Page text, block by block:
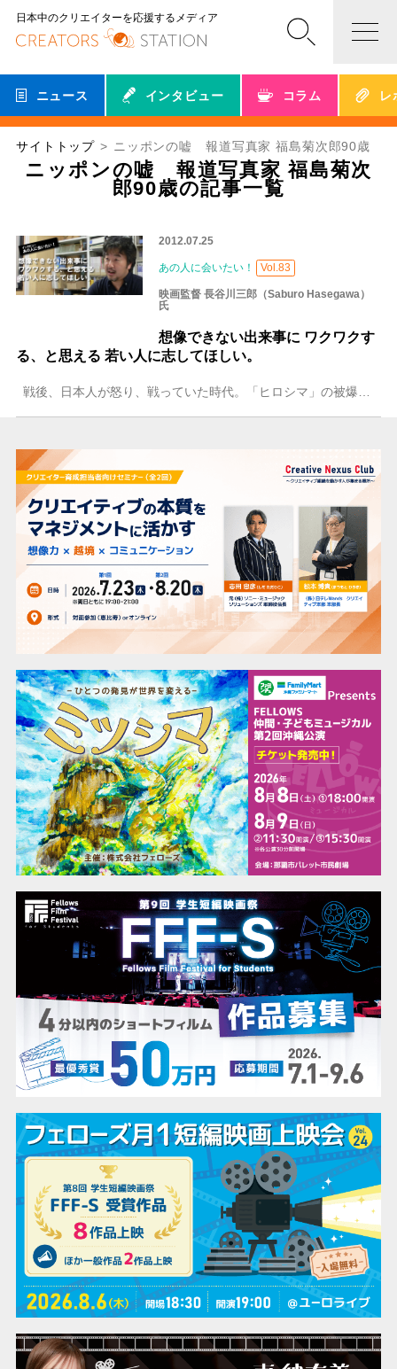
日本中のクリエイターを応援するメディア
ニュース インタビュー コラム レ
サイトトップ ニッポンの嘘 報道写真家 福島菊次郎90歳
ニッポンの嘘 報道写真家 福島菊次
郎90歳の記事一覧
2012.07.25
あの人に会いたい！ Vol.83
映画監督 長谷川三郎（Saburo Hasegawa）
氏
想像できない出来事に ワクワクす
る、と思える 若い人に志してほしい。